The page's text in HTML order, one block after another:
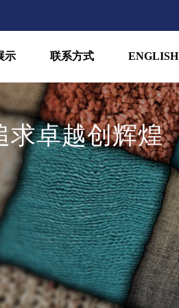
示 联系方式 ENGLISH
求卓越创辉煌